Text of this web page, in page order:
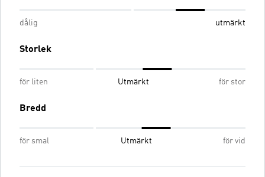
dålig utmärkt
Storlek
för liten Utmärkt för stor
Bredd
för smal Utmärkt för vid